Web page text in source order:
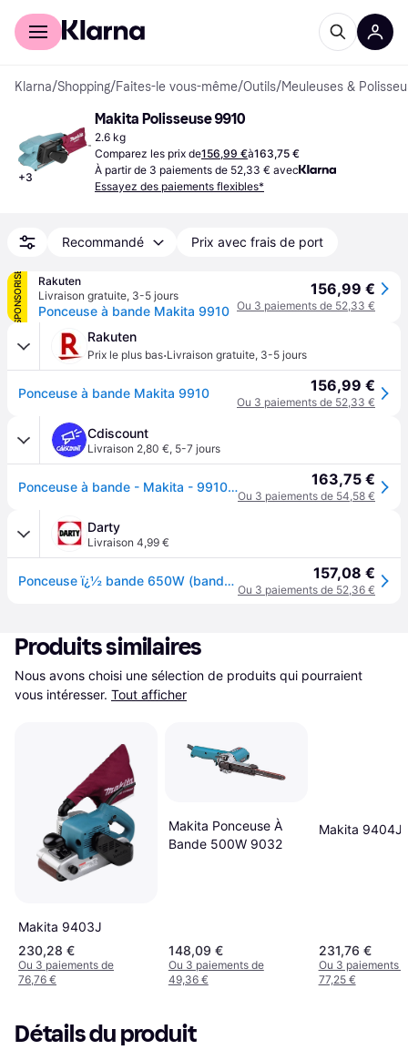
Acheter avec Klarna
Klarna/Shopping/Faites-le vous-même/Outils/Meuleuses &
+3
Makita Polisseuse 9910
2.6 kg
Comparez les prix de156,99 €à163,75 €
À partir de 3 paiements de 52,33 € avec
Essayez des paiements flexibles*
Recommandé Prix avec frais de port
SPONSORISÉ
Rakuten
Livraison gratuite, 3-5 jours
Ponceuse à bande Makita 9910
156,99 €
Ou 3 paiements de 52,33 €
Rakuten
Prix le plus bas·Livraison gratuite, 3-5 jours
Ponceuse à bande Makita 9910 156,99 €
Ou 3 paiements de 52,33 €
Cdiscount
Livraison 2,80 €, 5-7 jours
Ponceuse à bande - Makita - 9910 - Vitesse réglable - Extraction de poussière - Centrage automatique 163,75 €
Ou 3 paiements de 54,58 €
Darty
Livraison 4,99 €
Ponceuse ï¿½ bande 650W (bande : 76x457 mm) 9910 157,08 €
Ou 3 paiements de 52,36 €
Produits similaires
Nous avons choisi une sélection de produits qui pourraient
vous intéresser. Tout afficher
Makita 9403J
230,28 €
Ou 3 paiements de
76,76 €
Makita Ponceuse À
Bande 500W 9032
148,09 €
Ou 3 paiements de
49,36 €
Makita 9404J
231,76 €
Ou 3 paiements
77,25 €
Détails du produit